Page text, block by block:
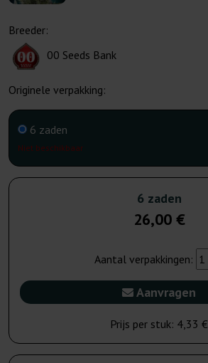
Breeder:
00 Seeds Bank
Originele verpakking:
6 zaden
Niet beschikbaar
6 zaden
26,00 €
Aantal verpakkingen:
Aanvragen
Prijs per stuk: 4,33 €